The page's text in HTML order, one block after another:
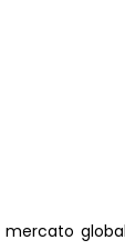
mercato